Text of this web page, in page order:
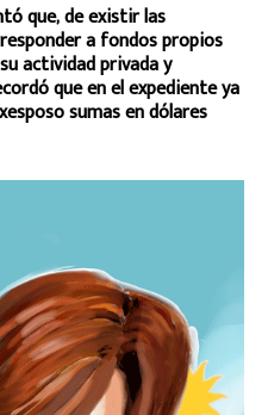
que, de existir las
a fondos propios
actividad privada y
que en el expediente ya
sumas en dólares